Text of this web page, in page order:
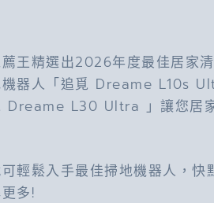
王精選出2026年度最佳居家
機器人「追覓 Dreame L10s
Dreame L30 Ultra 」讓您居
輕鬆入手最佳掃地機器人，快
多!